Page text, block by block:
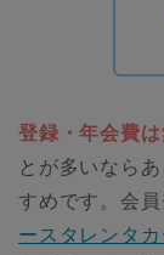
登録・年会費は
とが多いなら
すめです。会
ースタレンタ